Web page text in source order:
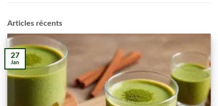
Articles récents
27
Jan